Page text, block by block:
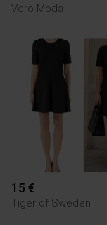
Vero Moda
15 €
Tiger of Sweden